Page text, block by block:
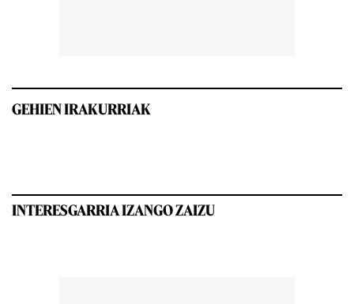
GEHIEN IRAKURRIAK
INTERESGARRIA IZANGO ZAIZU